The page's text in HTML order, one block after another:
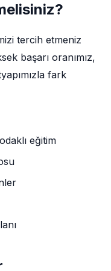
tercih etmeniz
başarı oranımız,
fark
eğitim